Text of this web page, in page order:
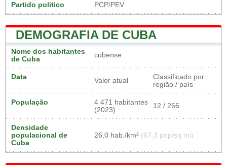
Partido politico PCP/PEV
DEMOGRAFIA DE CUBA
Nome dos habitantes
de Cuba
cubense
Data Valor atual
Classificado por
região / país
População
4 471 habitantes
(2023)
12 / 266
Densidade
populacional de
Cuba
26,0 hab./km² (67,3 pop/sq mi)